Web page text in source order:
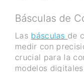
Básculas de
Las básculas de
medir con
crucial para la
modelos